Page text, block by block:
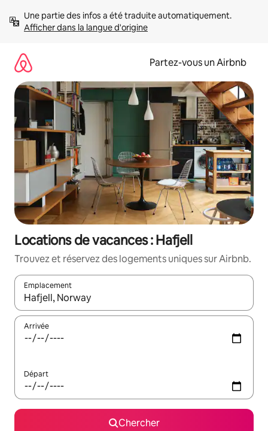
directement
Afficher dans la langue d'origine
Partez-vous un Airbnb
Locations de vacances : Hafjell
Trouvez et réservez des logements uniques sur Airbnb.
Emplacement
Quand les résultats sont affichés, parcourez-les en utilisant
Arrivée
Départ
Chercher